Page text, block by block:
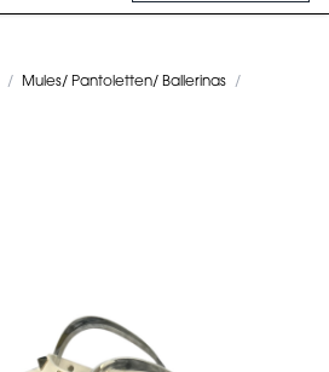
/ Mules/ Pantoletten/ Ballerinas
/